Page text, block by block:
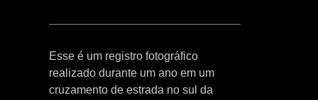
Esse é um registro fotográfico
realizado durante um ano em um
cruzamento de estrada no sul da